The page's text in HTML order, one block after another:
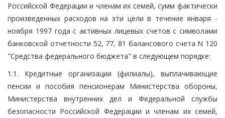
Российской Федерации и членам их семей, сумм фактически
произведенных расходов на эти цели в течение января -
ноября 1997 года с активных лицевых счетов с символами
банковской отчетности 52, 77, 81 балансового счета N 120
"Средства федерального бюджета" в следующем порядке:
1.1. Кредитные организации (филиалы), выплачивающие
пенсии и пособия пенсионерам Министерства обороны,
Министерства внутренних дел и Федеральной службы
безопасности Российской Федерации и членам их семей,